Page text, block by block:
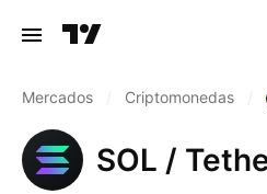
Mercados Criptomonedas
SOL /